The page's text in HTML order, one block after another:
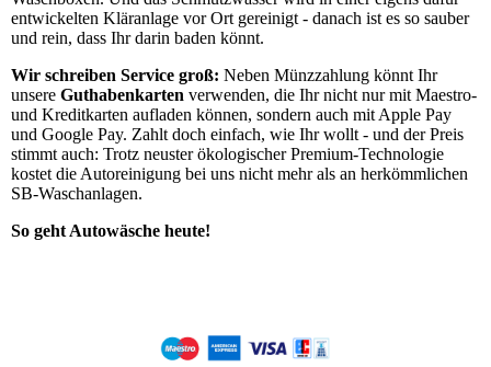
entwickelten Kläranlage vor Ort gereinigt - danach ist es so sauber
und rein, dass Ihr darin baden könnt.
Wir schreiben Service groß: Neben Münzzahlung könnt Ihr
unsere Guthabenkarten verwenden, die Ihr nicht nur mit Maestro-
und Kreditkarten aufladen können, sondern auch mit Apple Pay
und Google Pay. Zahlt doch einfach, wie Ihr wollt - und der Preis
stimmt auch: Trotz neuster ökologischer Premium-Technologie
kostet die Autoreinigung bei uns nicht mehr als an herkömmlichen
SB-Waschanlagen.
So geht Autowäsche heute!